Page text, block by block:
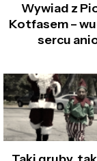
Wywiad z
Kotfasem –
sercu